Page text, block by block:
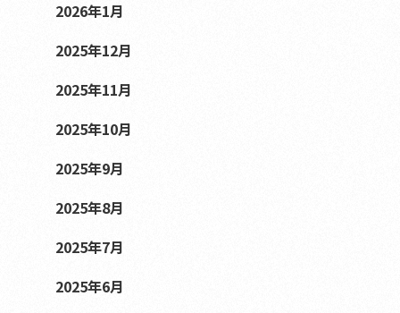
2026年1月
2025年12月
2025年11月
2025年10月
2025年9月
2025年8月
2025年7月
2025年6月